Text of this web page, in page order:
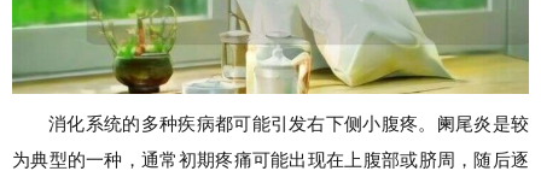
消化系统的多种疾病都可能引发右下侧小腹疼。阑尾炎是较
为典型的一种，通常初期疼痛可能出现在上腹部或脐周，随后逐